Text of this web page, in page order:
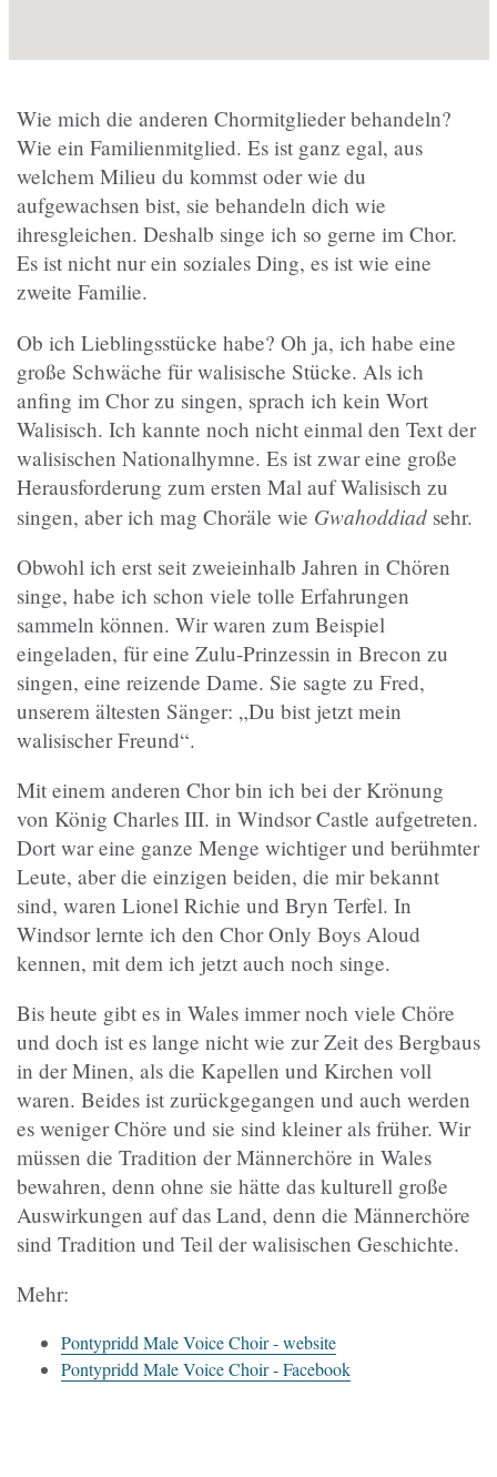
Wie mich die anderen Chormitglieder behandeln?
Wie ein Familienmitglied. Es ist ganz egal, aus
welchem Milieu du kommst oder wie du
aufgewachsen bist, sie behandeln dich wie
ihresgleichen. Deshalb singe ich so gerne im Chor.
Es ist nicht nur ein soziales Ding, es ist wie eine
zweite Familie.
Ob ich Lieblingsstücke habe? Oh ja, ich habe eine
große Schwäche für walisische Stücke. Als ich
anfing im Chor zu singen, sprach ich kein Wort
Walisisch. Ich kannte noch nicht einmal den Text der
walisischen Nationalhymne. Es ist zwar eine große
Herausforderung zum ersten Mal auf Walisisch zu
singen, aber ich mag Choräle wie Gwahoddiad sehr.
Obwohl ich erst seit zweieinhalb Jahren in Chören
singe, habe ich schon viele tolle Erfahrungen
sammeln können. Wir waren zum Beispiel
eingeladen, für eine Zulu-Prinzessin in Brecon zu
singen, eine reizende Dame. Sie sagte zu Fred,
unserem ältesten Sänger: „Du bist jetzt mein
walisischer Freund“.
Mit einem anderen Chor bin ich bei der Krönung
von König Charles III. in Windsor Castle aufgetreten.
Dort war eine ganze Menge wichtiger und berühmter
Leute, aber die einzigen beiden, die mir bekannt
sind, waren Lionel Richie und Bryn Terfel. In
Windsor lernte ich den Chor Only Boys Aloud
kennen, mit dem ich jetzt auch noch singe.
Bis heute gibt es in Wales immer noch viele Chöre
und doch ist es lange nicht wie zur Zeit des Bergbaus
in der Minen, als die Kapellen und Kirchen voll
waren. Beides ist zurückgegangen und auch werden
es weniger Chöre und sie sind kleiner als früher. Wir
müssen die Tradition der Männerchöre in Wales
bewahren, denn ohne sie hätte das kulturell große
Auswirkungen auf das Land, denn die Männerchöre
sind Tradition und Teil der walisischen Geschichte.
Mehr:
Pontypridd Male Voice Choir - website
Pontypridd Male Voice Choir - Facebook